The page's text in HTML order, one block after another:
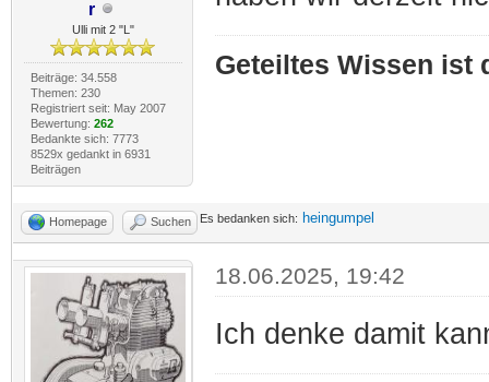
r
Ulli mit 2 "L"
Beiträge: 34.558
Themen: 230
Registriert seit: May 2007
Bewertung: 262
Bedankte sich: 7773
8529x gedankt in 6931
Beiträgen
Geteiltes Wissen ist
Homepage Suchen Es bedanken sich: heingumpel
18.06.2025, 19:42
Ich denke damit